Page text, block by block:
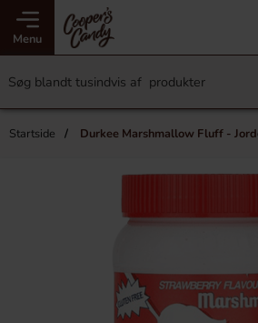
Menu
Startside Durkee Marshmallow Fluff -